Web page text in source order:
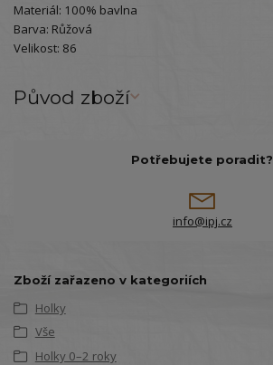
Materiál: 100% bavlna
Barva: Růžová
Velikost: 86
Původ zboží
Potřebujete poradit?
info@ipj.cz
Zboží zařazeno v kategoriích
Holky
Vše
Holky 0–2 roky